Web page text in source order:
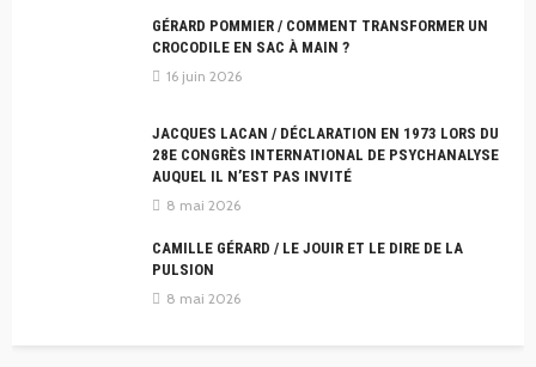
GÉRARD POMMIER / COMMENT TRANSFORMER UN
CROCODILE EN SAC À MAIN ?
16 juin 2026
JACQUES LACAN / DÉCLARATION EN 1973 LORS DU
28E CONGRÈS INTERNATIONAL DE PSYCHANALYSE
AUQUEL IL N’EST PAS INVITÉ
8 mai 2026
CAMILLE GÉRARD / LE JOUIR ET LE DIRE DE LA
PULSION
8 mai 2026